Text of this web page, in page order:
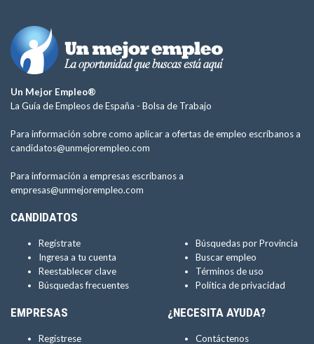
Un Mejor Empleo®
La Guía de Empleos de España - Bolsa de Trabajo
Para información sobre como aplicar a ofertas de empleo escríbanos a
candidatos@unmejorempleo.com
Para información a empresas escríbanos a
empresas@unmejorempleo.com
CANDIDATOS
Regístrate
Ingresa a tu cuenta
Reestablecer clave
Búsquedas frecuentes
Búsquedas por Provincia
Buscar empleo
Términos de uso
Política de privacidad
EMPRESAS
Regístrese
¿NECESITA AYUDA?
Contáctenos